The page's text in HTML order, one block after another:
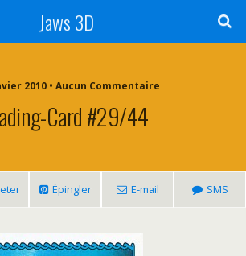
Jaws 3D
2010 • Aucun Commentaire
Card #29/44
Épingler E-mail SMS